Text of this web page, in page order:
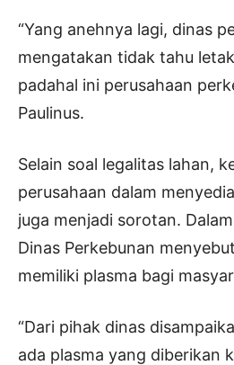
“Yang anehnya lagi, dinas
mengatakan tidak tahu letak
padahal ini perusahaan
Paulinus.
Selain soal legalitas lahan,
perusahaan dalam
juga menjadi sorotan.
Dinas Perkebunan
memiliki plasma bagi
“Dari pihak dinas
ada plasma yang diberikan